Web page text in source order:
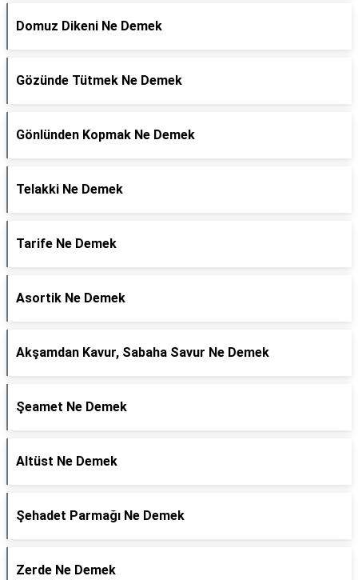
Domuz Dikeni Ne Demek
Gözünde Tütmek Ne Demek
Gönlünden Kopmak Ne Demek
Telakki Ne Demek
Tarife Ne Demek
Asortik Ne Demek
Akşamdan Kavur, Sabaha Savur Ne Demek
Şeamet Ne Demek
Altüst Ne Demek
Şehadet Parmağı Ne Demek
Zerde Ne Demek